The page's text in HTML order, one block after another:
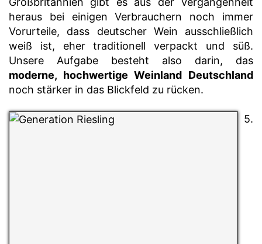
heraus bei einigen Verbrauchern noch immer
Vorurteile, dass deutscher Wein ausschließlich
weiß ist, eher traditionell verpackt und süß.
Unsere Aufgabe besteht also darin, das
moderne, hochwertige Weinland Deutschland
noch stärker in das Blickfeld zu rücken.
5.